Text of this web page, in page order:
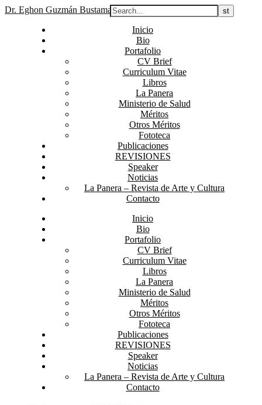
Dr. Eghon Guzmán Bustamante
Inicio
Bio
Portafolio
CV Brief
Curriculum Vitae
Libros
La Panera
Ministerio de Salud
Méritos
Otros Méritos
Fototeca
Publicaciones
REVISIONES
Speaker
Noticias
La Panera – Revista de Arte y Cultura
Contacto
Inicio
Bio
Portafolio
CV Brief
Curriculum Vitae
Libros
La Panera
Ministerio de Salud
Méritos
Otros Méritos
Fototeca
Publicaciones
REVISIONES
Speaker
Noticias
La Panera – Revista de Arte y Cultura
Contacto